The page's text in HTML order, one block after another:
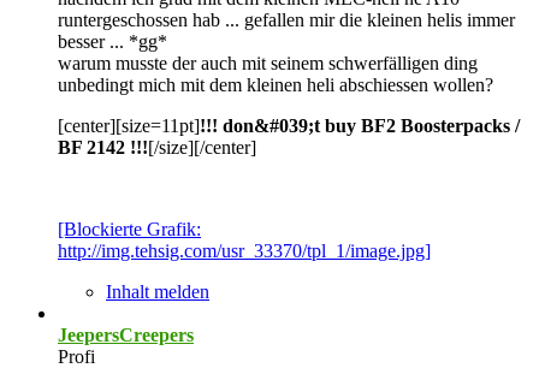
runtergeschossen hab ... gefallen mir die kleinen helis immer
besser ... *gg*
warum musste der auch mit seinem schwerfälligen ding
unbedingt mich mit dem kleinen heli abschiessen wollen?
[center][size=11pt]!!! don&#039;t buy BF2 Boosterpacks /
BF 2142 !!![/size][/center]
[Blockierte Grafik:
http://img.tehsig.com/usr_33370/tpl_1/image.jpg]
Inhalt melden
JeepersCreepers
Profi